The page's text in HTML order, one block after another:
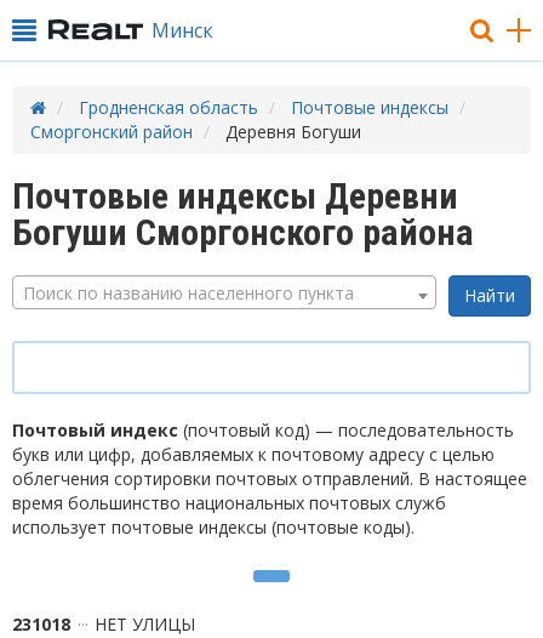
Минск
Гродненская область
Почтовые индексы
Сморгонский район
Деревня Богуши
Почтовые индексы Деревни
Богуши Сморгонского района
Поиск по названию населенного пункта
Почтовый индекс (почтовый код) — последовательность
букв или цифр, добавляемых к почтовому адресу с целью
облегчения сортировки почтовых отправлений. В настоящее
время большинство национальных почтовых служб
использует почтовые индексы (почтовые коды).
231018 НЕТ УЛИЦЫ